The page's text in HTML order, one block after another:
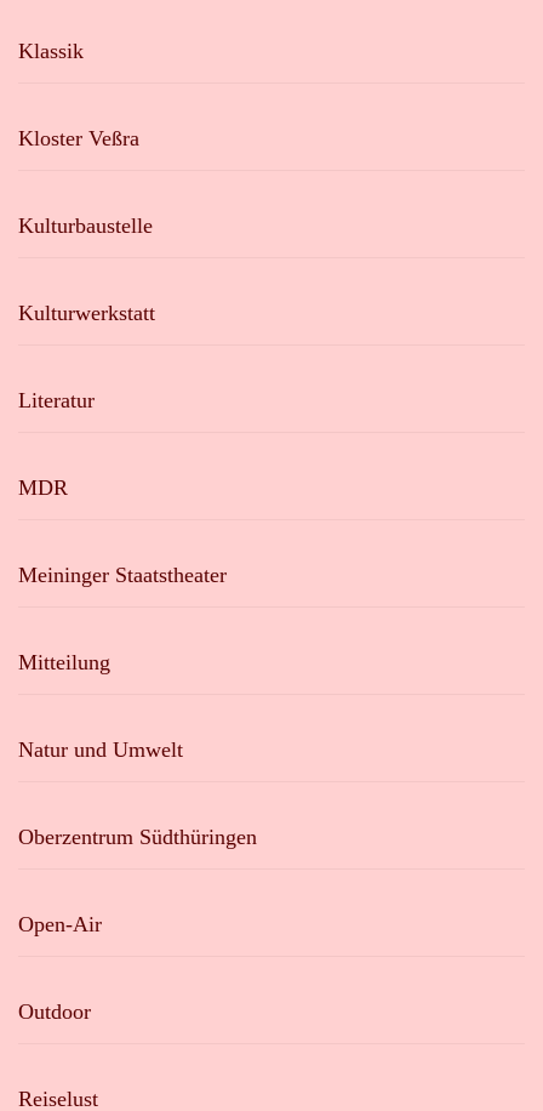
Klassik
Kloster Veßra
Kulturbaustelle
Kulturwerkstatt
Literatur
MDR
Meininger Staatstheater
Mitteilung
Natur und Umwelt
Oberzentrum Südthüringen
Open-Air
Outdoor
Reiselust